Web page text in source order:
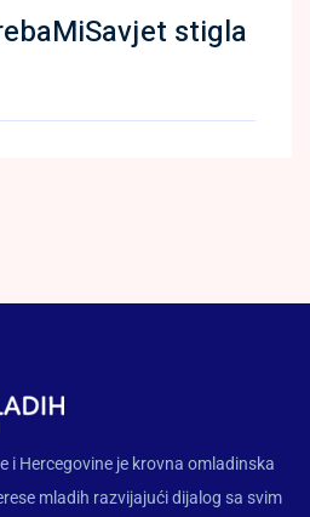
stigla
i Hercegovine je krovna omladinska
mladih razvijajući dijalog sa svim